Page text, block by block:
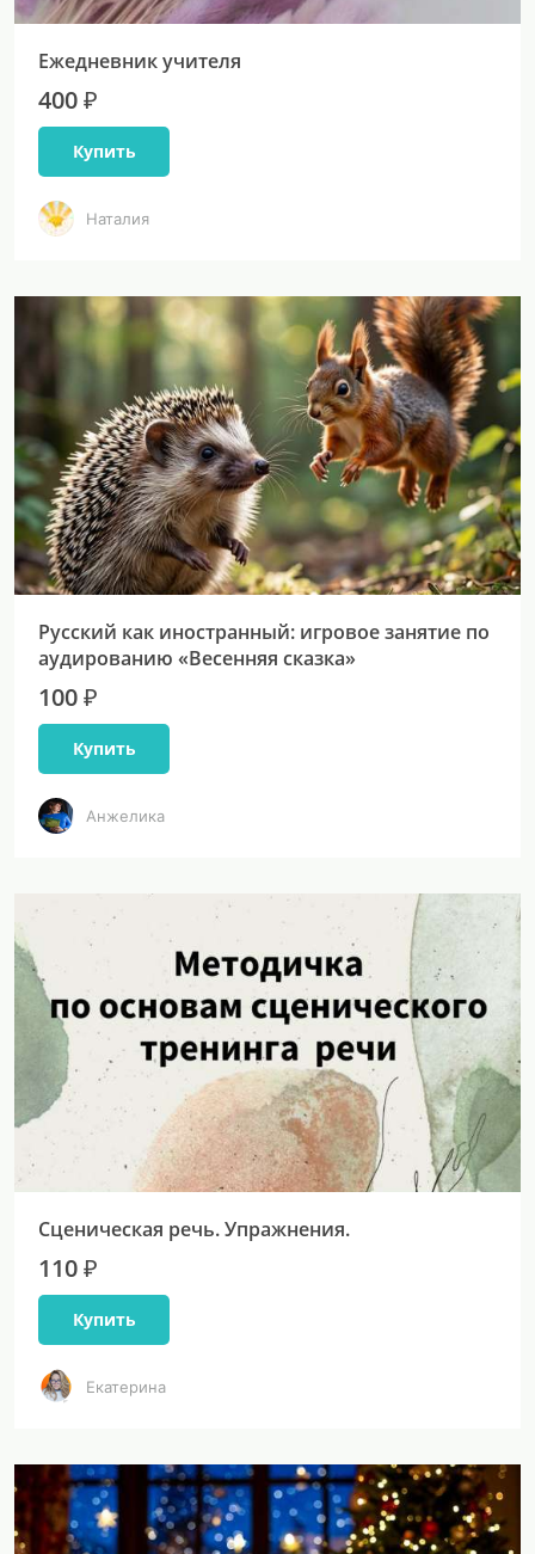
Ежедневник учителя
400 ₽
Купить
Наталия
Русский как иностранный: игровое занятие по
аудированию «Весенняя сказка»
100 ₽
Купить
Анжелика
Сценическая речь. Упражнения.
110 ₽
Купить
Екатерина